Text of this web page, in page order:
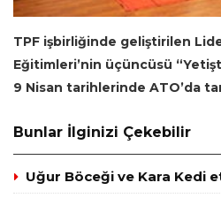
TPF işbirliğinde geliştirilen
Eğitimleri’nin üçüncüsü
9 Nisan tarihlerinde ATO’da
Bunlar İlginizi Çekebilir
Uğur Böceği ve Kara Kedi